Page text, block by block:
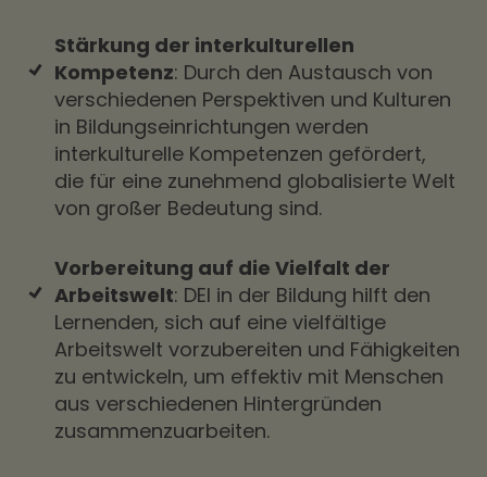
Stärkung der interkulturellen
Kompetenz: Durch den Austausch von
verschiedenen Perspektiven und Kulturen
in Bildungseinrichtungen werden
interkulturelle Kompetenzen gefördert,
die für eine zunehmend globalisierte Welt
von großer Bedeutung sind.
Vorbereitung auf die Vielfalt der
Arbeitswelt: DEI in der Bildung hilft den
Lernenden, sich auf eine vielfältige
Arbeitswelt vorzubereiten und Fähigkeiten
zu entwickeln, um effektiv mit Menschen
aus verschiedenen Hintergründen
zusammenzuarbeiten.